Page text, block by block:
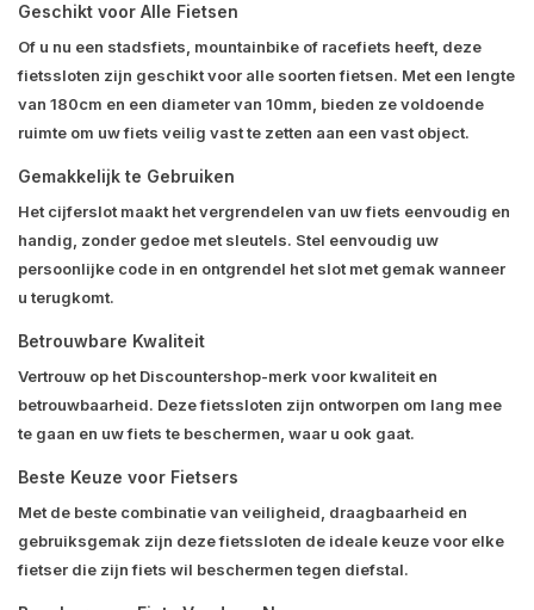
Geschikt voor Alle Fietsen
Of u nu een stadsfiets, mountainbike of racefiets heeft, deze
fietssloten zijn geschikt voor alle soorten fietsen. Met een lengte
van 180cm en een diameter van 10mm, bieden ze voldoende
ruimte om uw fiets veilig vast te zetten aan een vast object.
Gemakkelijk te Gebruiken
Het cijferslot maakt het vergrendelen van uw fiets eenvoudig en
handig, zonder gedoe met sleutels. Stel eenvoudig uw
persoonlijke code in en ontgrendel het slot met gemak wanneer
u terugkomt.
Betrouwbare Kwaliteit
Vertrouw op het Discountershop-merk voor kwaliteit en
betrouwbaarheid. Deze fietssloten zijn ontworpen om lang mee
te gaan en uw fiets te beschermen, waar u ook gaat.
Beste Keuze voor Fietsers
Met de beste combinatie van veiligheid, draagbaarheid en
gebruiksgemak zijn deze fietssloten de ideale keuze voor elke
fietser die zijn fiets wil beschermen tegen diefstal.